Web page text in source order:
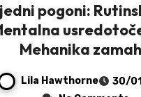
pogoni:
Mehanika
Lila Hawthorne
30/